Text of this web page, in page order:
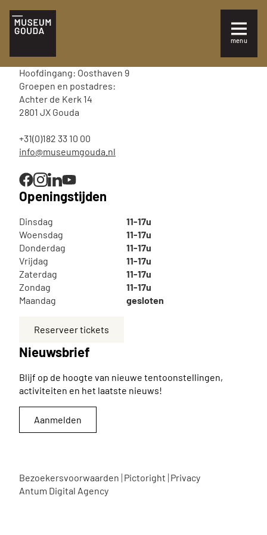
menu
NL
Sluiten
Plan je bezoek
Te zien en te doen
Collectie
Over Museum Gouda
Hoofdingang: Oosthaven 9
Groepen en postadres:
Achter de Kerk 14
2801 JX Gouda
+31(0)182 33 10 00
info@museumgouda.nl
Openingstijden
Dinsdag
11-17u
Woensdag
11-17u
Donderdag
11-17u
Vrijdag
11-17u
Zaterdag
11-17u
Zondag
11-17u
Maandag
gesloten
Reserveer tickets
Nieuwsbrief
Blijf op de hoogte van nieuwe tentoonstellingen,
activiteiten en het laatste nieuws!
Aanmelden
Bezoekersvoorwaarden Pictoright Privacy
Antum Digital Agency